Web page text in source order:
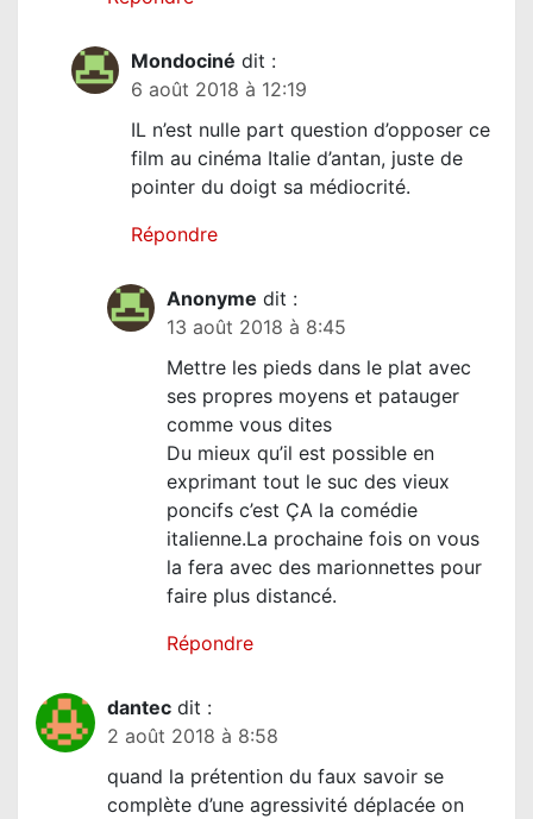
Mondociné dit :
6 août 2018 à 12:19
IL n’est nulle part question d’opposer ce
film au cinéma Italie d’antan, juste de
pointer du doigt sa médiocrité.
Répondre
Anonyme dit :
13 août 2018 à 8:45
Mettre les pieds dans le plat avec
ses propres moyens et patauger
comme vous dites
Du mieux qu’il est possible en
exprimant tout le suc des vieux
poncifs c’est ÇA la comédie
italienne.La prochaine fois on vous
la fera avec des marionnettes pour
faire plus distancé.
Répondre
dantec dit :
2 août 2018 à 8:58
quand la prétention du faux savoir se
complète d’une agressivité déplacée on